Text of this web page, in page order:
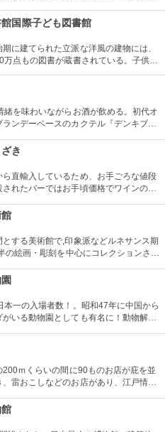
の部を通しで見ることができ、全席自
国際子ども図書館
に建てられた立派な洋風の建物には、
万点もの図書が蔵書されている。子供だ
めるので、たまにはインテリに図書館
は。
緒を味わいながらお酒が飲める。初代オ
ンデーベースのカクテル『デンキブラ
た際には是非立ち寄りたい。
き
直輸入しているため、お手ごろな値段
れたバーではお手頃価格でワインのテ
する美術館で,印象派などルネサンス期
の絵画・彫刻を中心にコレクションされ
ことができる美術館としは日本有数。ロ
ちらで見れる。設計はル・コルビジェ
リア好きにもおすすめ。
一の入場者数！。昭和47年に中国から
いる動物園としても有名に！動物解説
ｍくらいの間に90ものお店が庇を並
雷おこしなどのお店があり、江戸情緒